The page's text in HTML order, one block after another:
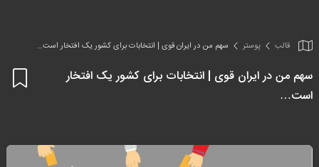
قالب پوستر سهم من در ایران قوی | انتخابات برای کشور یک افتخار است…
سهم من در ایران قوی | انتخابات برای کشور یک افتخار
است…